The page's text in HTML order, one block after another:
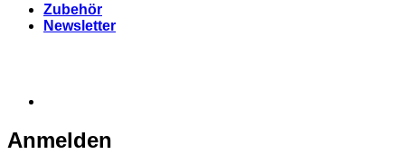
Zubehör
Newsletter
Anmelden